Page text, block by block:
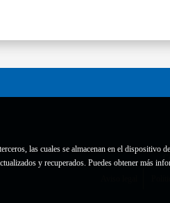
las cuales se almacenan en el dispositivo
y recuperados. Puedes obtener más